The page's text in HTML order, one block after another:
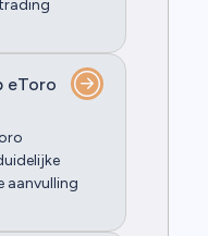
eToro
aanvulling